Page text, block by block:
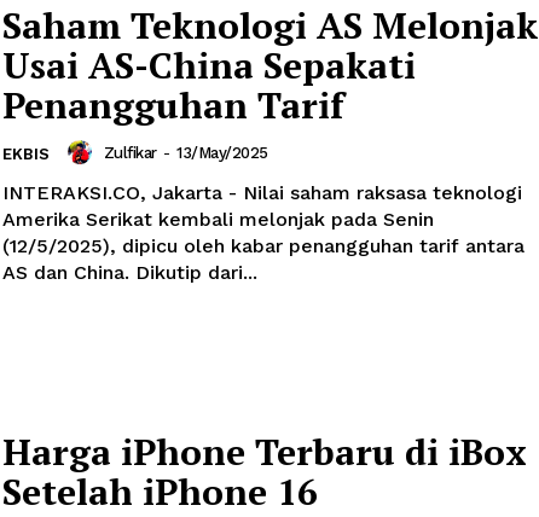
Saham Teknologi AS Melonjak
Usai AS-China Sepakati
Penangguhan Tarif
EKBIS Zulfikar - 13/May/2025
INTERAKSI.CO, Jakarta - Nilai saham raksasa teknologi
Amerika Serikat kembali melonjak pada Senin
(12/5/2025), dipicu oleh kabar penangguhan tarif antara
AS dan China. Dikutip dari...
Harga iPhone Terbaru di iBox
Setelah iPhone 16